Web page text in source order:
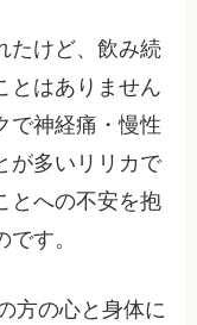
たけど、飲み続
とはありません
で神経痛・慢性
が多いリリカで
とへの不安を抱
す。
方の心と身体に